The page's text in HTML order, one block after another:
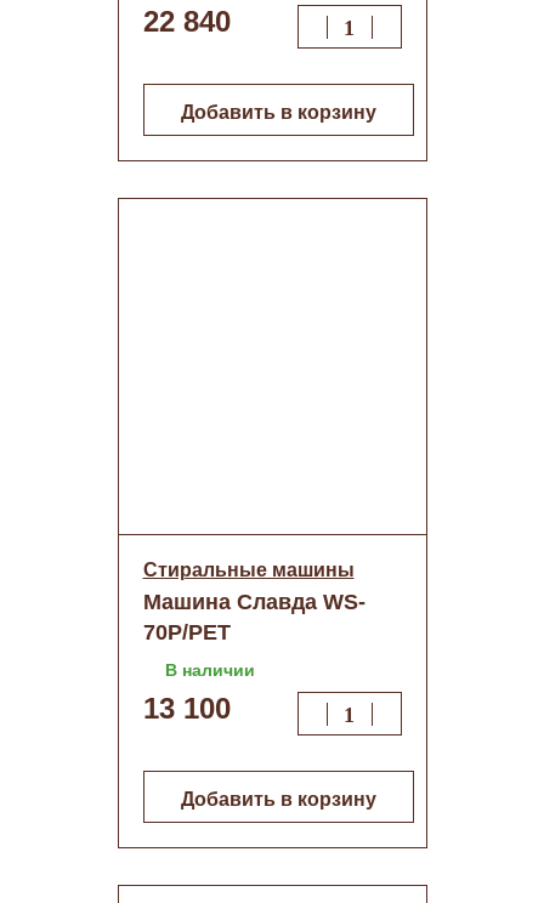
22 840
Добавить в корзину
Стиральные машины
Машина Славда WS-
70P/PET
В наличии
13 100
Добавить в корзину